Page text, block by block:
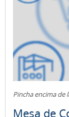
Pincha encima de
Mesa de